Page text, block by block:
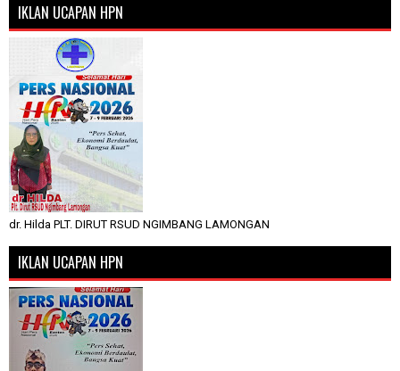
IKLAN UCAPAN HPN
dr. Hilda PLT. DIRUT RSUD NGIMBANG LAMONGAN
IKLAN UCAPAN HPN